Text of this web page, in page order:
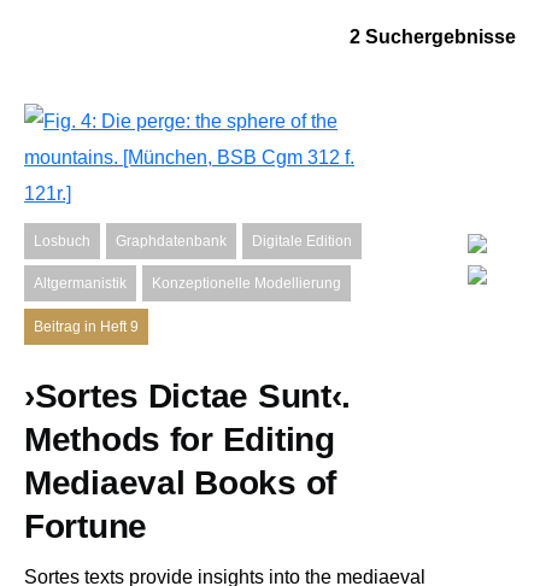
2 Suchergebnisse
Losbuch Graphdatenbank Digitale Edition
Altgermanistik Konzeptionelle Modellierung
Beitrag in Heft 9
›Sortes Dictae Sunt‹.
Methods for Editing
Mediaeval Books of
Fortune
Sortes texts provide insights into the mediaeval